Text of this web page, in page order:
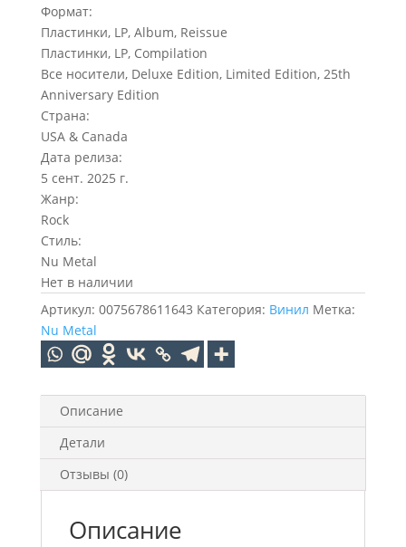
Формат:
Пластинки, LP, Album, Reissue
Пластинки, LP, Compilation
Все носители, Deluxe Edition, Limited Edition, 25th
Anniversary Edition
Страна:
USA & Canada
Дата релиза:
5 сент. 2025 г.
Жанр:
Rock
Стиль:
Nu Metal
Нет в наличии
Артикул: 0075678611643 Категория: Винил Метка:
Nu Metal
Описание
Детали
Отзывы (0)
Описание